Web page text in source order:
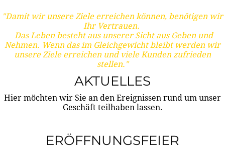
"Damit wir unsere Ziele erreichen können, benötigen wir
Ihr Vertrauen.
Das Leben besteht aus unserer Sicht aus Geben und
Nehmen. Wenn das im Gleichgewicht bleibt werden wir
unsere Ziele erreichen und viele Kunden zufrieden
stellen."
AKTUELLES
Hier möchten wir Sie an den Ereignissen rund um unser
Geschäft teilhaben lassen.
ERÖFFNUNGSFEIER